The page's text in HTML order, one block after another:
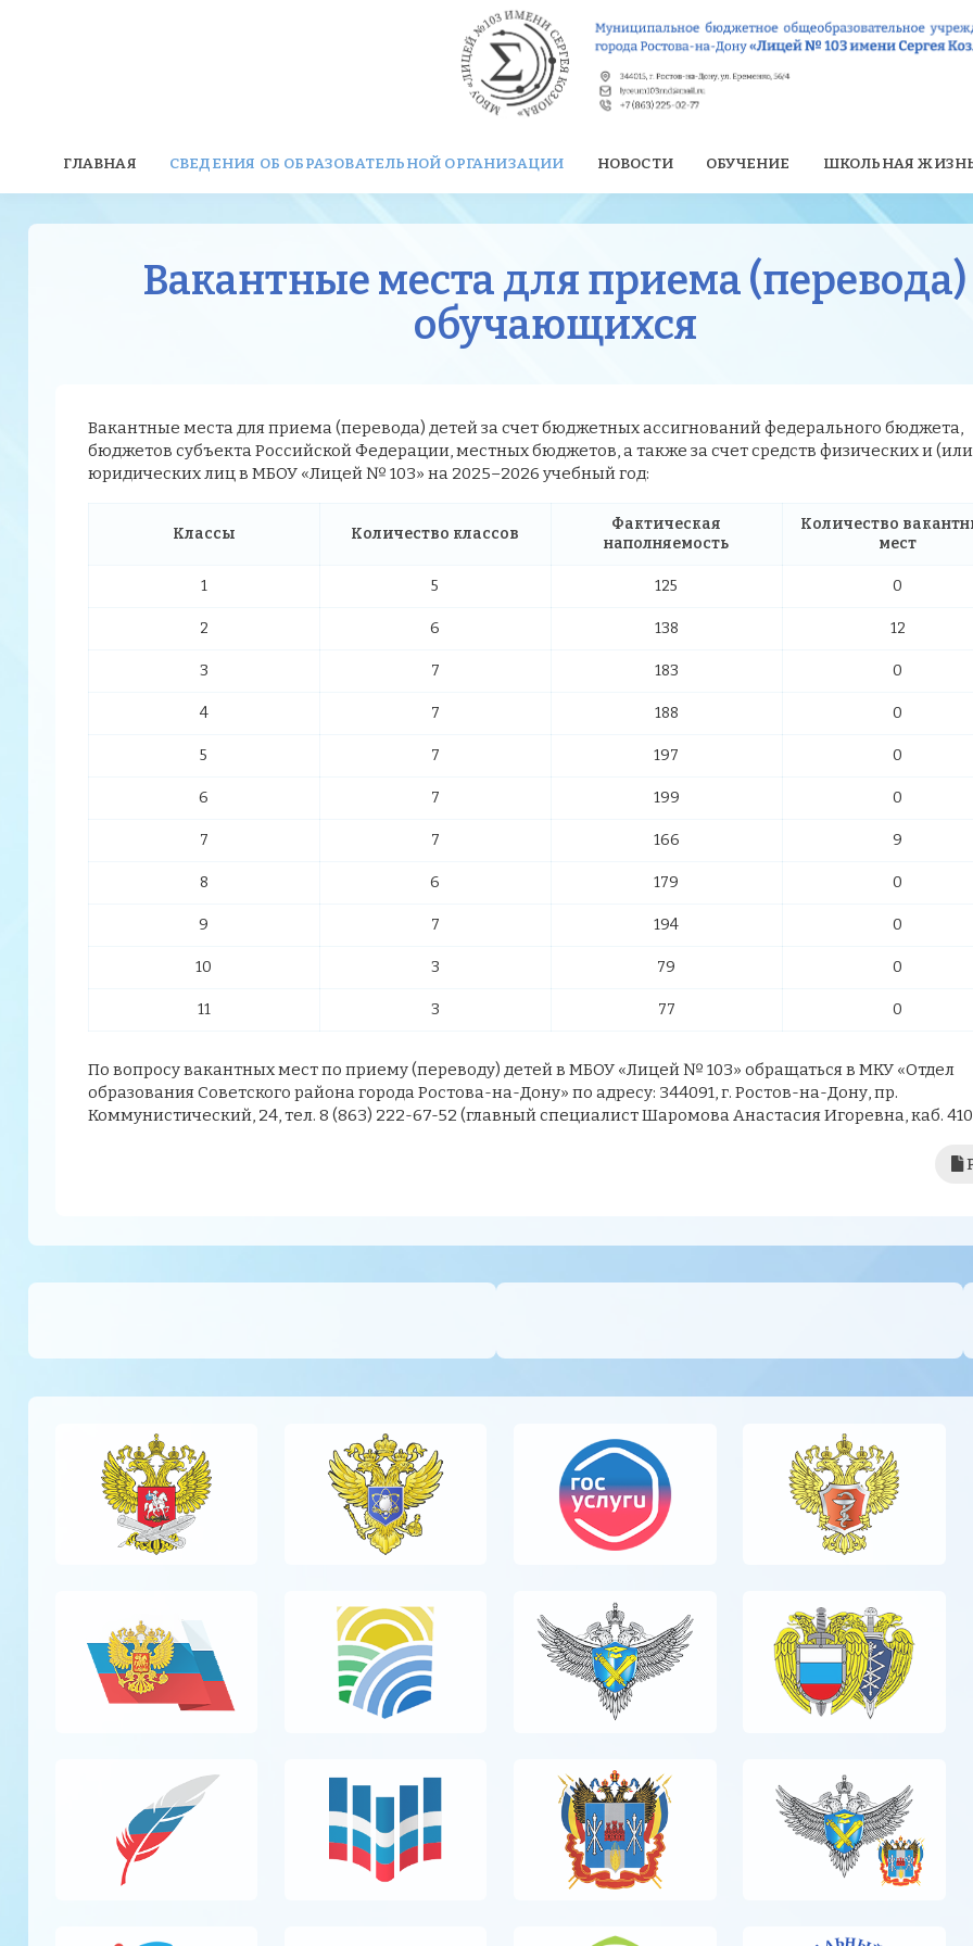
ГЛАВНАЯ СВЕДЕНИЯ ОБ ОБРАЗОВАТЕЛЬНОЙ ОРГАНИЗАЦИИ НОВОСТИ ОБУЧЕНИЕ ШКОЛЬНАЯ
Вакантные места для приема (перевода)
обучающихся
Вакантные места для приема (перевода) детей за счет бюджетных ассигнований федерального бюджета,
бюджетов субъекта Российской Федерации, местных бюджетов, а также за счет средств физических и
юридических лиц в МБОУ «Лицей № 103» на 2025–2026 учебный год:
Классы Количество классов
Фактическая
наполняемость
Количество
мест
1 5 125 0
2 6 138 12
3 7 183 0
4 7 188 0
5 7 197 0
6 7 199 0
7 7 166 9
8 6 179 0
9 7 194 0
10 3 79 0
11 3 77 0
По вопросу вакантных мест по приему (переводу) детей в МБОУ «Лицей № 103» обращаться в МКУ «Отдел
образования Советского района города Ростова-на-Дону» по адресу: 344091, г. Ростов-на-Дону, пр.
Коммунистический, 24, тел. 8 (863) 222-67-52 (главный специалист Шаромова Анастасия Игоревна, каб.